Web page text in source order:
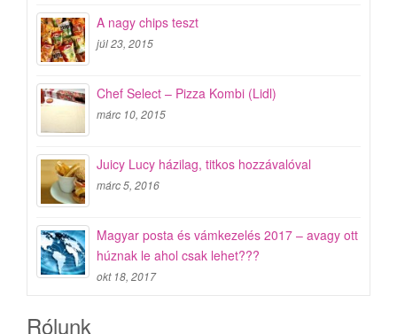
A nagy chips teszt
júl 23, 2015
Chef Select – Pizza Kombi (Lidl)
márc 10, 2015
Juicy Lucy házilag, titkos hozzávalóval
márc 5, 2016
Magyar posta és vámkezelés 2017 – avagy ott
húznak le ahol csak lehet???
okt 18, 2017
Rólunk